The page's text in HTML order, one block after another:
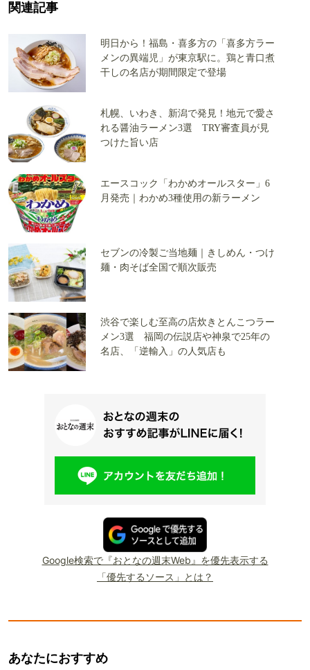
関連記事
明日から！福島・喜多方の「喜多方ラー
メンの異端児」が東京駅に。鶏と青口煮
干しの名店が期間限定で登場
札幌、いわき、新潟で発見！地元で愛さ
れる醤油ラーメン3選 TRY審査員が見
つけた旨い店
エースコック「わかめオールスター」6
月発売｜わかめ3種使用の新ラーメン
セブンの冷製ご当地麺｜きしめん・つけ
麺・肉そば全国で順次販売
渋谷で楽しむ至高の店炊きとんこつラー
メン3選 福岡の伝説店や神泉で25年の
名店、「逆輸入」の人気店も
Google検索で『おとなの週末Web』を優先表示する
「優先するソース」とは？
あなたにおすすめ